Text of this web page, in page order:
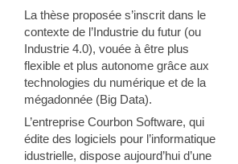
La thèse proposée s’inscrit dans le
contexte de l’Industrie du futur (ou
Industrie 4.0), vouée à être plus
flexible et plus autonome grâce aux
technologies du numérique et de la
mégadonnée (Big Data).
L’entreprise Courbon Software, qui
édite des logiciels pour l’informatique
idustrielle, dispose aujourd’hui d’une